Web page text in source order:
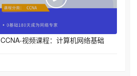
CCNA-视频课程：计算机网络基础